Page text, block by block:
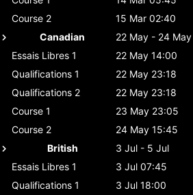
Course 2
15 Mar 02:40
Canadian
22 May - 24 May
Essais Libres 1
22 May 14:00
Qualifications 1
22 May 23:18
Qualifications 2
22 May 23:18
Course 1
23 May 23:05
Course 2
24 May 15:45
British
3 Jul - 5 Jul
Essais Libres 1
3 Jul 07:45
Qualifications 1
3 Jul 18:00